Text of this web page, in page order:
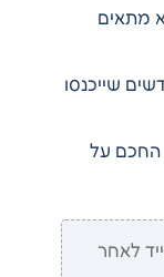
מתאים
שייכנסו
החכם על
לאחר